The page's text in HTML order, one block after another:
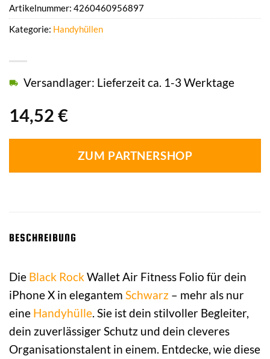
14,52 €
Versandlager: Lieferzeit ca. 1-3 Werktage
ZUM PARTNERSHOP
Artikelnummer: 4260460956897
Kategorie: Handyhüllen
BESCHREIBUNG
Die Black RockWallet Air Fitness Folio für dein
iPhone X in elegantem Schwarz – mehr als nur
eine Handyhülle . Sie ist dein stilvoller Begleiter,
dein zuverlässiger Schutz und dein cleveres
Organisationstalent in einem. Entdecke, wie diese